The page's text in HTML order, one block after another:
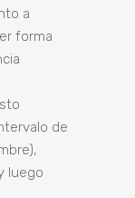
a
forma
de
luego